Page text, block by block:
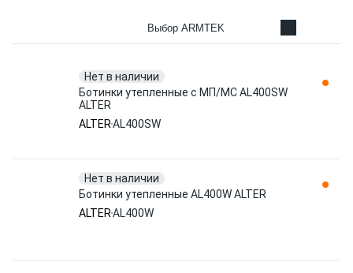
Выбор ARMTEK
Нет в наличии
Ботинки утепленные с МП/МС AL400SW
ALTER
ALTERAL400SW
Нет в наличии
Ботинки утепленные AL400W ALTER
ALTERAL400W